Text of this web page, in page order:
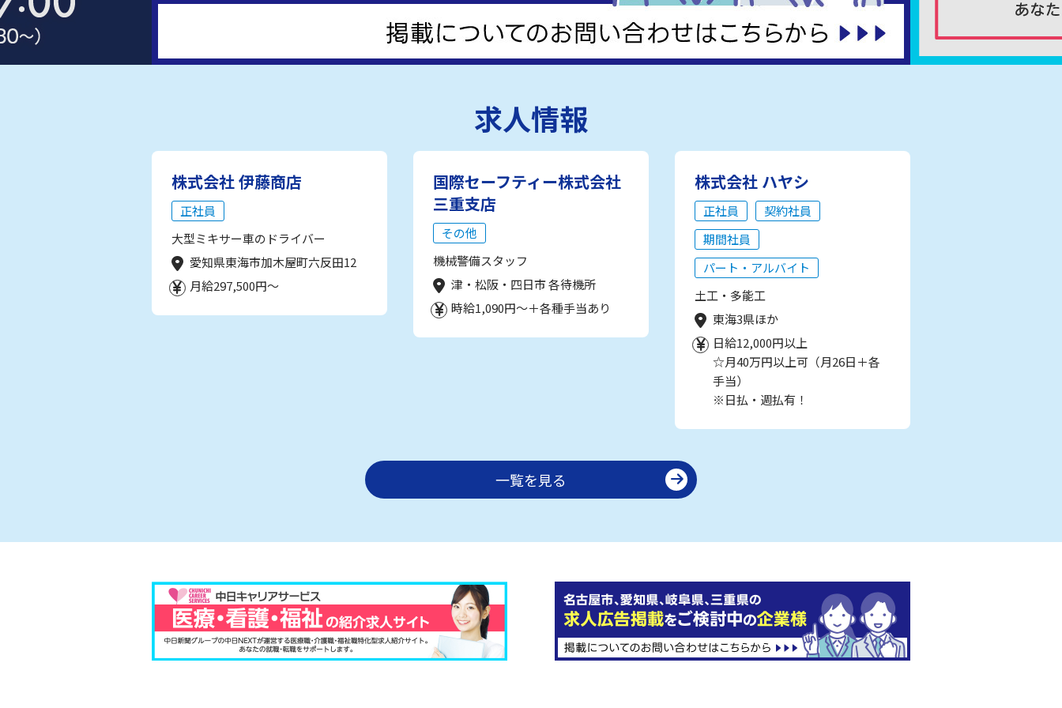
求人情報
株式会社 伊藤商店
正社員
大型ミキサー車のドライバー
愛知県東海市加木屋町六反田12
月給297,500円～
国際セーフティー株式会社
三重支店
その他
機械警備スタッフ
津・松阪・四日市 各待機所
時給1,090円～＋各種手当あり
株式会社 ハヤシ
正社員
契約社員
期間社員
パート・アルバイト
土工・多能工
東海3県ほか
日給12,000円以上
☆月40万円以上可（月26日＋各
手当）
※日払・週払有！
一覧を見る